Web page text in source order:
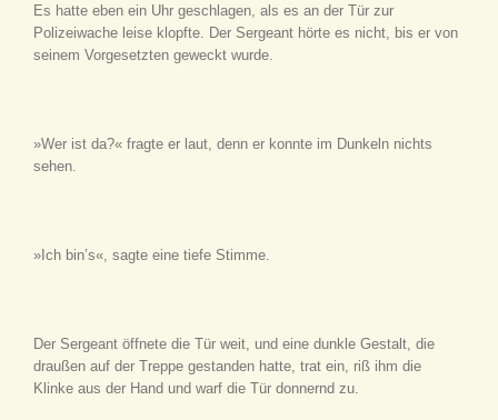
Es hatte eben ein Uhr geschlagen, als es an der Tür zur
Polizeiwache leise klopfte. Der Sergeant hörte es nicht, bis er von
seinem Vorgesetzten geweckt wurde.
»Wer ist da?« fragte er laut, denn er konnte im Dunkeln nichts
sehen.
»Ich bin’s«, sagte eine tiefe Stimme.
Der Sergeant öffnete die Tür weit, und eine dunkle Gestalt, die
draußen auf der Treppe gestanden hatte, trat ein, riß ihm die
Klinke aus der Hand und warf die Tür donnernd zu.